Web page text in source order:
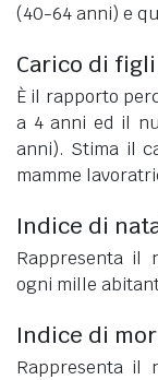
(40-64 anni) e
Carico di
È il rapporto
a 4 anni ed il
anni). Stima il
mamme
Indice di
Rappresenta il
ogni mille
Indice di
Rappresenta il